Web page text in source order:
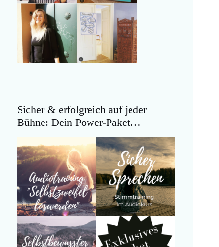
Sicher & erfolgreich auf jeder
Bühne: Dein Power-Paket…